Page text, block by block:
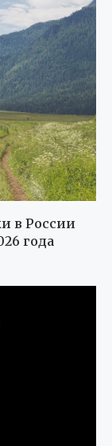
в России
года